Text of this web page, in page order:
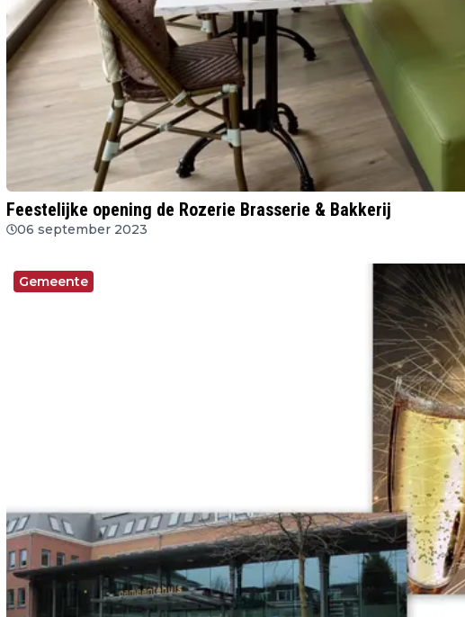
Feestelijke opening de Rozerie Brasserie & Bakkerij
06 september 2023
Gemeente